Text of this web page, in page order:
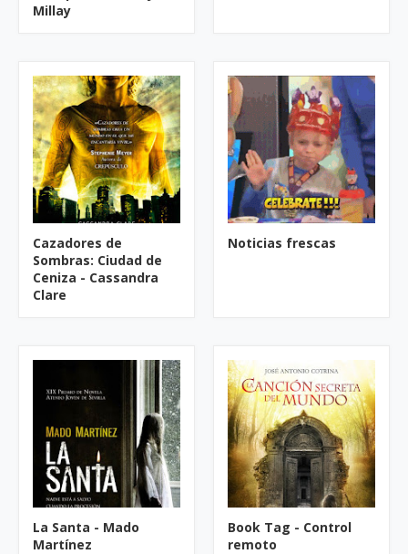
Millay
Cazadores de
Sombras: Ciudad de
Ceniza - Cassandra
Clare
Noticias frescas
La Santa - Mado
Martínez
Book Tag - Control
remoto